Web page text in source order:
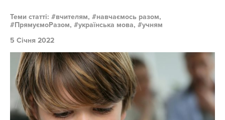
Теми статті: вчителям,
навчаємось разом,
ПрямуємоРазом,
українська мова,
учням
5 Січня 2022